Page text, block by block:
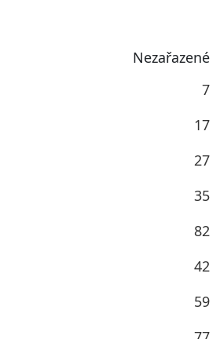
Nezařazené
7
17
27
35
82
42
59